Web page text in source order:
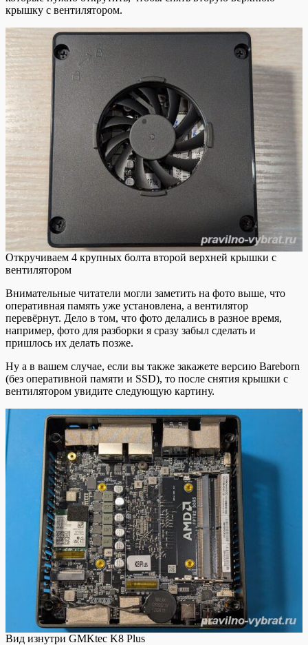
крышку с вентилятором.
Откручиваем 4 крупных болта второй верхней крышки с
вентилятором
Внимательные читатели могли заметить на фото выше, что
оперативная память уже установлена, а вентилятор
перевёрнут. Дело в том, что фото делались в разное время,
например, фото для разборки я сразу забыл сделать и
пришлось их делать позже.
Ну а в вашем случае, если вы также закажете версию Bareborn
(без оперативной памяти и SSD), то после снятия крышки с
вентилятором увидите следующую картину.
Вид изнутри GMKtec K8 Plus